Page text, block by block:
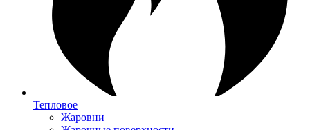
Тепловое
Жаровни